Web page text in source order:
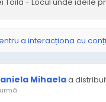
a interacționa cu
Mihaelaa